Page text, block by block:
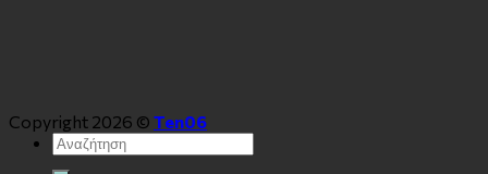
Copyright 2026 © Ten06
Αναζήτηση
για: